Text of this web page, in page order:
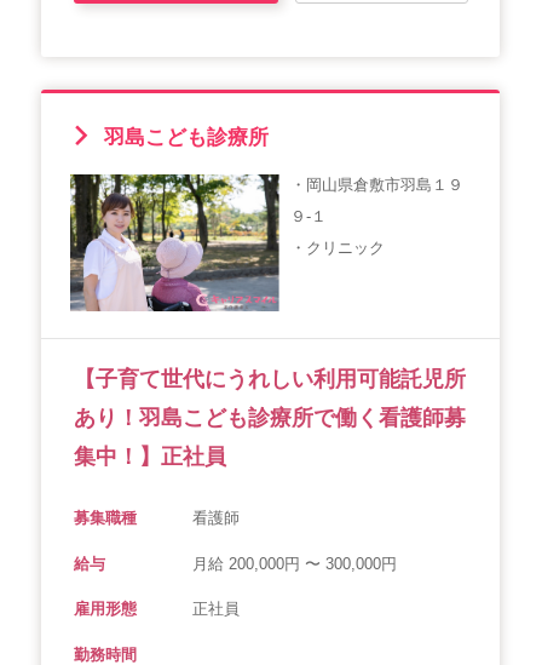
羽島こども診療所
・岡山県倉敷市羽島１９
９-１
・クリニック
【子育て世代にうれしい利用可能託児所
あり！羽島こども診療所で働く看護師募
集中！】正社員
募集職種 看護師
給与 月給 200,000円 〜 300,000円
雇用形態 正社員
勤務時間